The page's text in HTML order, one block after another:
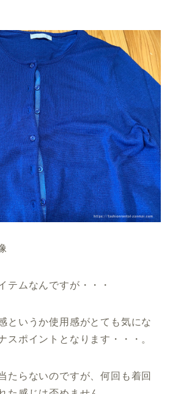
テムなんですが・・・
というか使用感がとても気にな
スポイントとなります・・・。
たらないのですが、何回も着回